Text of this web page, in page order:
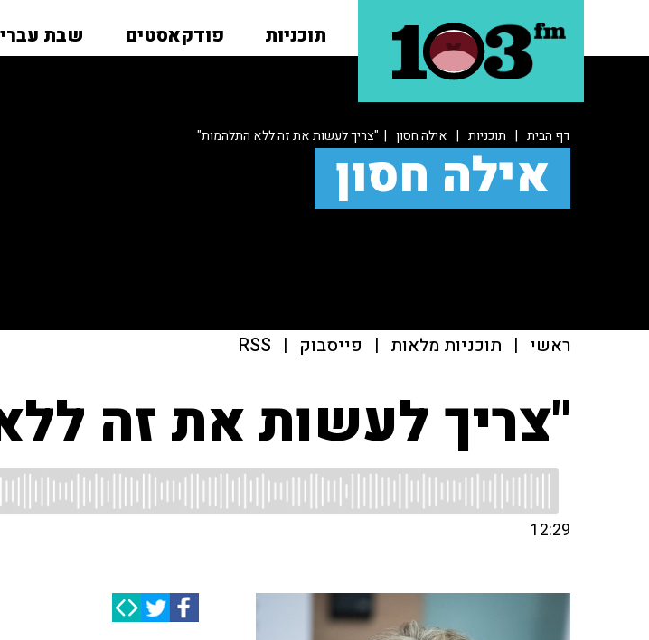
תוכניות פודקאסטים שבת
דף הבית | תוכניות | אילה חסון | "צריך לעשות את זה ללא התלהמות"
אילה חסון
ראשי | תוכניות מלאות | פייסבוק |
RSS
"צריך לעשות את זה
12:29